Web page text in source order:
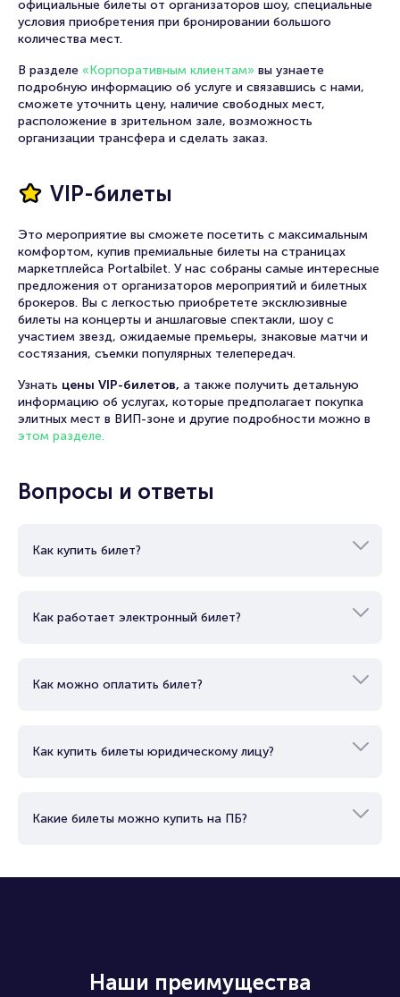
официальные билеты от организаторов шоу, специальные
условия приобретения при бронировании большого
количества мест.
В разделе «Корпоративным клиентам» вы узнаете
подробную информацию об услуге и связавшись с нами,
сможете уточнить цену, наличие свободных мест,
расположение в зрительном зале, возможность
организации трансфера и сделать заказ.
VIP-билеты
Это мероприятие вы сможете посетить с максимальным
комфортом, купив премиальные билеты на страницах
маркетплейса Portalbilet. У нас собраны самые интересные
предложения от организаторов мероприятий и билетных
брокеров. Вы с легкостью приобретете эксклюзивные
билеты на концерты и аншлаговые спектакли, шоу с
участием звезд, ожидаемые премьеры, знаковые матчи и
состязания, съемки популярных телепередач.
Узнать цены VIP-билетов, а также получить детальную
информацию об услугах, которые предполагает покупка
элитных мест в ВИП-зоне и другие подробности можно в
этом разделе.
Вопросы и ответы
Как купить билет?
Как работает электронный билет?
Как можно оплатить билет?
Как купить билеты юридическому лицу?
Какие билеты можно купить на ПБ?
Наши преимущества